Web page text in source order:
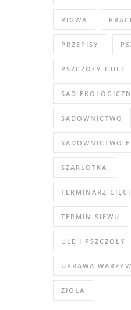
PIGWA
PRZEPISY
PSZCZOŁY I ULE
SAD
SADOWNICTWO
SADOWNICTWO
SZARLOTKA
TERMINARZ
TERMIN SIEWU
ULE I PSZCZOŁY
UPRAWA WARZYW
ZIOŁA